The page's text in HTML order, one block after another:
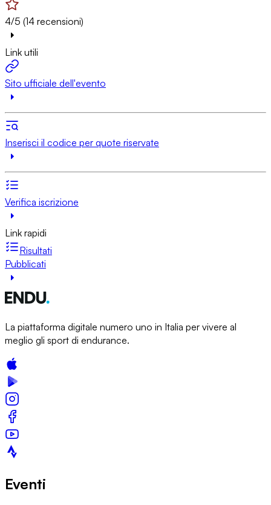
4/5 (14 recensioni)
Link utili
Sito ufficiale dell'evento
Inserisci il codice per quote riservate
Verifica iscrizione
Link rapidi
Risultati
Pubblicati
La piattaforma digitale numero uno in Italia per vivere al
meglio gli sport di endurance.
Eventi